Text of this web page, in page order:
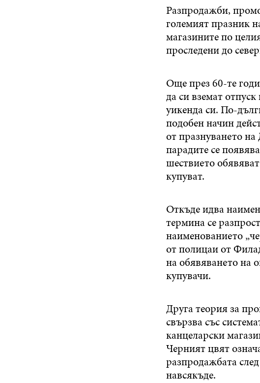
Разпродажби,
големият празник
магазините по
проследени до
Още през 60-те
да си вземат
уикенда си. По-
подобен начин
от празнуването
парадите се
шествието
купуват.
Откъде идва
термина се
наименованието
от полицаи от
на обявяването на
купувачи.
Друга теория за
свързва със
канцеларски
Черният цвят
разпродажбата
навсякъде.